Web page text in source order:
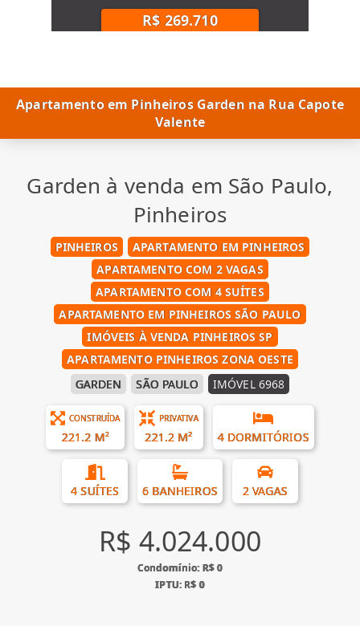
R$ 269.710
Apartamento em Pinheiros Garden na Rua Capote
Valente
Garden à venda em São Paulo,
Pinheiros
PINHEIROS
APARTAMENTO EM PINHEIROS
APARTAMENTO COM 2 VAGAS
APARTAMENTO COM 4 SUÍTES
APARTAMENTO EM PINHEIROS SÃO PAULO
IMÓVEIS À VENDA PINHEIROS SP
APARTAMENTO PINHEIROS ZONA OESTE
GARDEN
SÃO PAULO IMÓVEL 6968
CONSTRUÍDA
221.2 M²
PRIVATIVA
221.2 M² 4 DORMITÓRIOS
4 SUÍTES 6 BANHEIROS 2 VAGAS
R$ 4.024.000
Condomínio: R$ 0
IPTU: R$ 0